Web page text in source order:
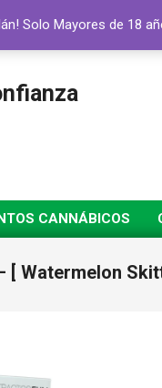
CANNÁBICOS
[ Watermelon
Solo Mayores de 18